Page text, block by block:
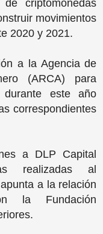
criptomonedas
movimientos
2020 y 2021.
a la Agencia de
(ARCA) para
durante este año
correspondientes
a DLP Capital
realizadas al
a la relación
la Fundación